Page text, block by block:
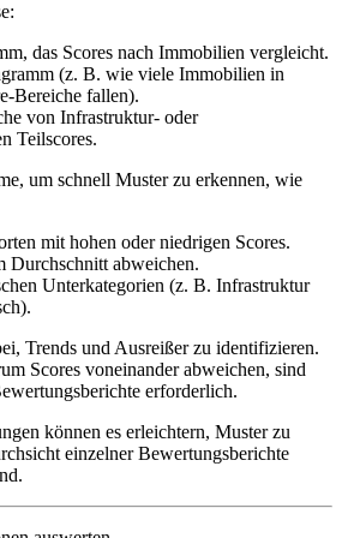
das Scores nach Immobilien vergleicht.
(z. B. wie viele Immobilien in
Bereiche fallen).
von Infrastruktur- oder
Teilscores.
um schnell Muster zu erkennen, wie
mit hohen oder niedrigen Scores.
Durchschnitt abweichen.
Unterkategorien (z. B. Infrastruktur
Trends und Ausreißer zu identifizieren.
Scores voneinander abweichen, sind
erforderlich.
können es erleichtern, Muster zu
einzelner Bewertungsberichte